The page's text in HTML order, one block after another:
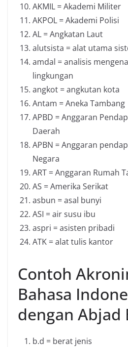
AKMIL = Akademi Militer
AKPOL = Akademi Polisi
AL = Angkatan Laut
alutsista = alat utama
amdal = analisis
lingkungan
angkot = angkutan kota
Antam = Aneka Tambang
APBD = Anggaran
Daerah
APBN = Anggaran
Negara
ART = Anggaran Rumah
AS = Amerika Serikat
asbun = asal bunyi
ASI = air susu ibu
aspri = asisten pribadi
ATK = alat tulis kantor
Contoh
Bahasa
dengan Abjad
b.d = berat jenis